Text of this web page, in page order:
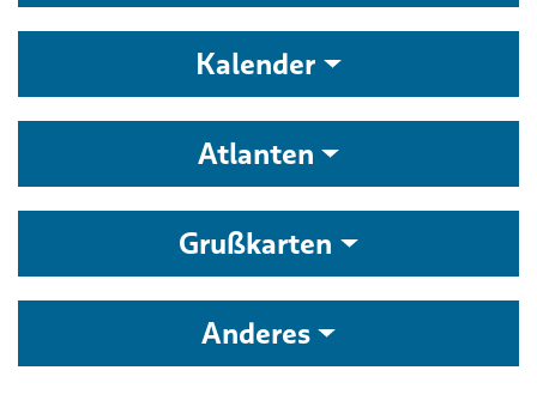
Kalender
Atlanten
Grußkarten
Anderes